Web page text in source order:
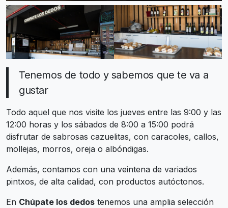
Tenemos de todo y sabemos que te va a
gustar
Todo aquel que nos visite los jueves entre las 9:00 y las
12:00 horas y los sábados de 8:00 a 15:00 podrá
disfrutar de sabrosas cazuelitas, con caracoles, callos,
mollejas, morros, oreja o albóndigas.
Además, contamos con una veintena de variados
pintxos, de alta calidad, con productos autóctonos.
En Chúpate los dedos tenemos una amplia selección